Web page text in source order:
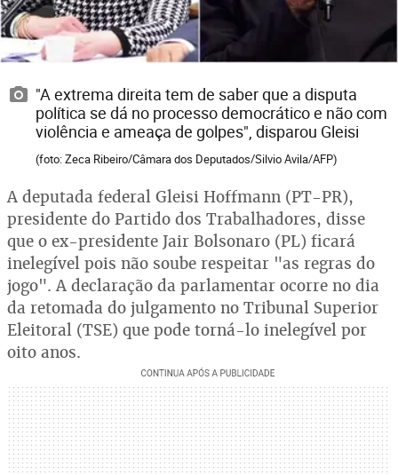
"A extrema direita tem de saber que a disputa
política se dá no processo democrático e não com
violência e ameaça de golpes", disparou Gleisi
(foto: Zeca Ribeiro/Câmara dos Deputados/Silvio Avila/AFP)
A deputada federal Gleisi Hoffmann (PT-PR),
presidente do Partido dos Trabalhadores, disse
que o ex-presidente Jair Bolsonaro (PL) ficará
inelegível pois não soube respeitar "as regras do
jogo". A declaração da parlamentar ocorre no dia
da retomada do julgamento no Tribunal Superior
Eleitoral (TSE) que pode torná-lo inelegível por
oito anos.